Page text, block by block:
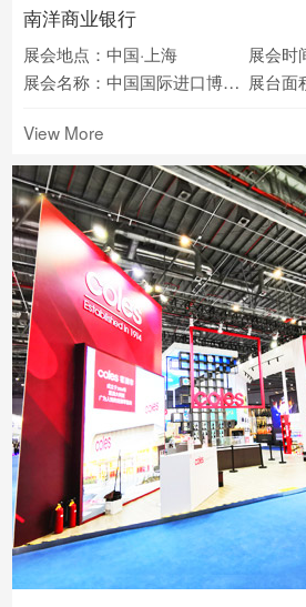
南洋商业银行
展会地点：中国·上海
展会
展会名称：中国国际进口博览会 展台面
View More